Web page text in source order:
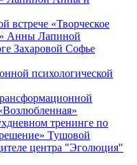
встрече «Творческое
Анны Лапиной
Захаровой Софье
психологической
тренинге по
Тушовой
центра "Эголюция"